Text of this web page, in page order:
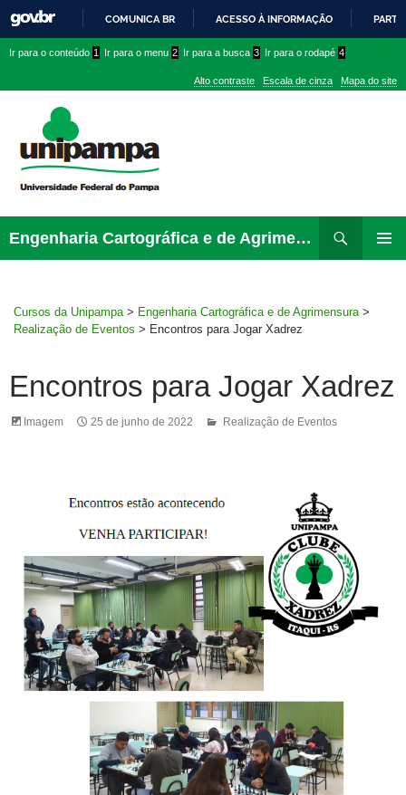
PARA
CONTEÚDO
COMUNICA BR ACESSO À INFORMAÇÃO
conteúdo
menu
superior
menu
Ir para o conteúdo 1 Ir para o menu 2 Ir para a busca 3 Ir para o rodapé 4
Alto contraste Escala de cinza Mapa do site
Engenharia Cartográfica e de Agrimensura
para
Cursos da Unipampa > Engenharia Cartográfica e de Agrimensura >
Realização de Eventos > Encontros para Jogar Xadrez
Encontros para Jogar Xadrez
Imagem 25 de junho de 2022 Realização de Eventos